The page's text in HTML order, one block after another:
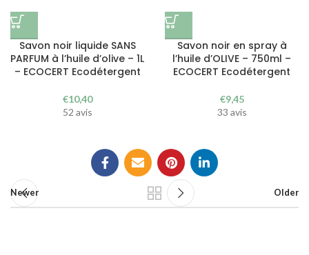
Savon noir liquide SANS
PARFUM à l’huile d’olive – 1L
– ECOCERT Ecodétergent
€10,40
52 avis
Savon noir en spray à
l’huile d’OLIVE – 750ml –
ECOCERT Ecodétergent
€9,45
33 avis
Newer Older